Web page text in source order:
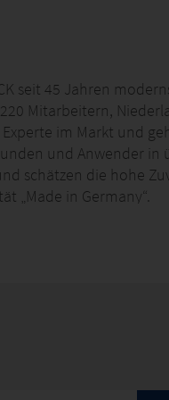
seit 45 Jahren
Mitarbeitern,
im Markt und
und Anwender in
schätzen die hohe
„Made in Germany“.
wie die Banque de
Know-how der